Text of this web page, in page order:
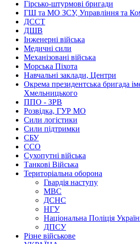
Гірсько-штурмові бригади
ГШ та МО ЗСУ, Управління та
ДССТ
ДШВ
Інженерні війська
Медичні сили
Механізовані війська
Морська Піхота
Навчальні заклади, Центри
Окрема президентська бригада
Хмельницького
ППО - ЗРВ
Розвідка, ГУР МО
Сили логістики
Сили підтримки
СБУ
ССО
Сухопутні війська
Танкові Війська
Територіальна оборона
Гвардія наступу
МВС
ДСНС
НГУ
Національна Поліція
ДПСУ
Різне військове